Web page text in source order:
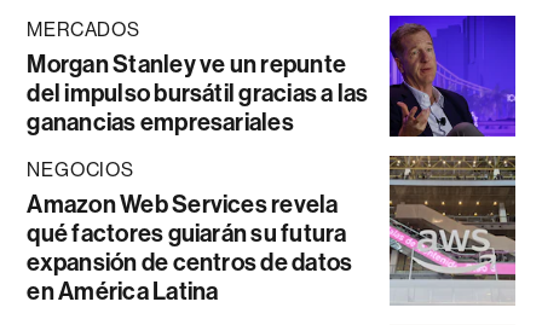
MERCADOS
Morgan Stanley ve un repunte
del impulso bursátil gracias a las
ganancias empresariales
NEGOCIOS
Amazon Web Services revela
qué factores guiarán su futura
expansión de centros de datos
en América Latina